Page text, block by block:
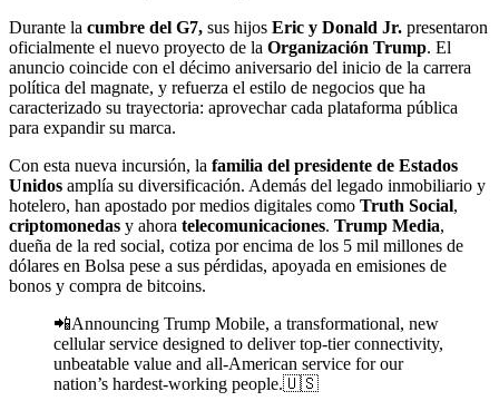
Durante la cumbre del G7, sus hijos Eric y Donald Jr. presentaron
oficialmente el nuevo proyecto de la Organización Trump. El
anuncio coincide con el décimo aniversario del inicio de la carrera
política del magnate, y refuerza el estilo de negocios que ha
caracterizado su trayectoria: aprovechar cada plataforma pública
para expandir su marca.
Con esta nueva incursión, la familia del presidente de Estados
Unidos amplía su diversificación. Además del legado inmobiliario y
hotelero, han apostado por medios digitales como Truth Social,
criptomonedas y ahora telecomunicaciones. Trump Media,
dueña de la red social, cotiza por encima de los 5 mil millones de
dólares en Bolsa pese a sus pérdidas, apoyada en emisiones de
bonos y compra de bitcoins.
📲Announcing Trump Mobile, a transformational, new
cellular service designed to deliver top-tier connectivity,
unbeatable value and all-American service for our
nation’s hardest-working people.🇺🇸